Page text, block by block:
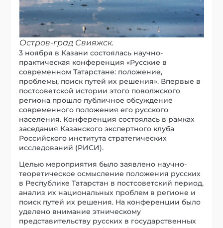
Остров-град Свияжск.
3 ноября в Казани состоялась научно-
практическая конференция «Русские в
современном Татарстане: положение,
проблемы, поиск путей их решения». Впервые в
постсоветской истории этого поволжского
региона прошло публичное обсуждение
современного положения его русского
населения. Конференция состоялась в рамках
заседания Казанского экспертного клуба
Российского института стратегических
исследований (РИСИ).
Целью мероприятия было заявлено научно-
теоретическое осмысление положения русских
в Республике Татарстан в постсоветский период,
анализ их национальных проблем в регионе и
поиск путей их решения. На конференции было
уделено внимание этническому
представительству русских в государственных